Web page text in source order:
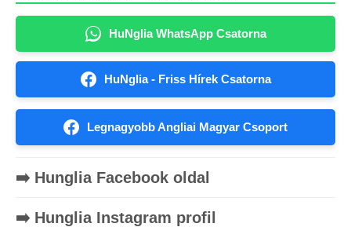
HuNglia WhatsApp Csatorna
HuNglia - Friss Hírek Csatorna
Legnagyobb Angliai Magyar Csoport
➡️ Hunglia Facebook oldal
➡️ Hunglia Instagram profil